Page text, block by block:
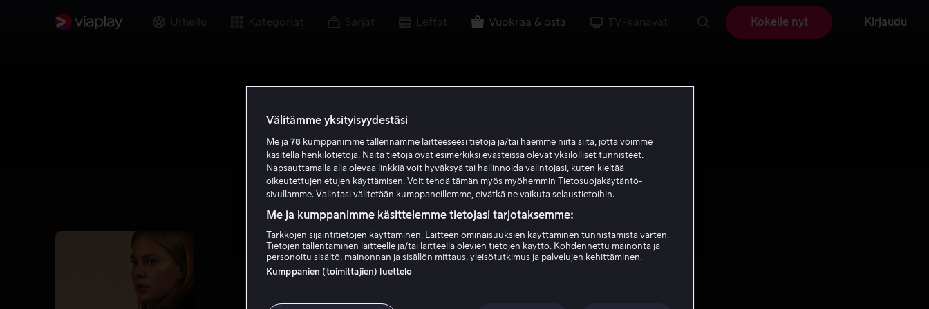
Urheilu Kategoriat Sarjat Leffat Vuokraa & osta TV-kanavat Kokeile nyt Kirjaudu
Välitämme yksityisyydestäsi
Me ja 78 kumppanimme tallennamme laitteeseesi tietoja ja/tai haemme niitä siitä, jotta voimme
käsitellä henkilötietoja. Näitä tietoja ovat esimerkiksi evästeissä olevat yksilölliset tunnisteet.
Napsauttamalla alla olevaa linkkiä voit hyväksyä tai hallinnoida valintojasi, kuten kieltää
oikeutettujen etujen käyttämisen. Voit tehdä tämän myös myöhemmin Tietosuojakäytäntö-
sivullamme. Valintasi välitetään kumppaneillemme, eivätkä ne vaikuta selaustietoihin.
Me ja kumppanimme käsittelemme tietojasi tarjotaksemme:
Tarkkojen sijaintitietojen käyttäminen. Laitteen ominaisuuksien käyttäminen tunnistamista varten.
Tietojen tallentaminen laitteelle ja/tai laitteella olevien tietojen käyttö. Kohdennettu mainonta ja
personoitu sisältö, mainonnan ja sisällön mittaus, yleisötutkimus ja palvelujen kehittäminen.
Kumppanien (toimittajien) luettelo